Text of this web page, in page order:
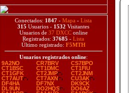
Conectados: 1847 - Mapa - Lista
315 Usuarios - 1532 Visitantes
Usuarios de 37 DXCConline
Registrados: 37685 - Lista
Último registrado: F5MTH
Usuarios registrados online:
9A2NO
CR7BRV
CS7BPO
CT1BSC
CT1DMC
CT1FIU
CT1GFK
CT2JMP
CT2JNM
CT7AUT
CT7AXN
CU3AK
DF4HA
DF7NX
DK9CK
DL9UN
DO2HQS
DO6AZ